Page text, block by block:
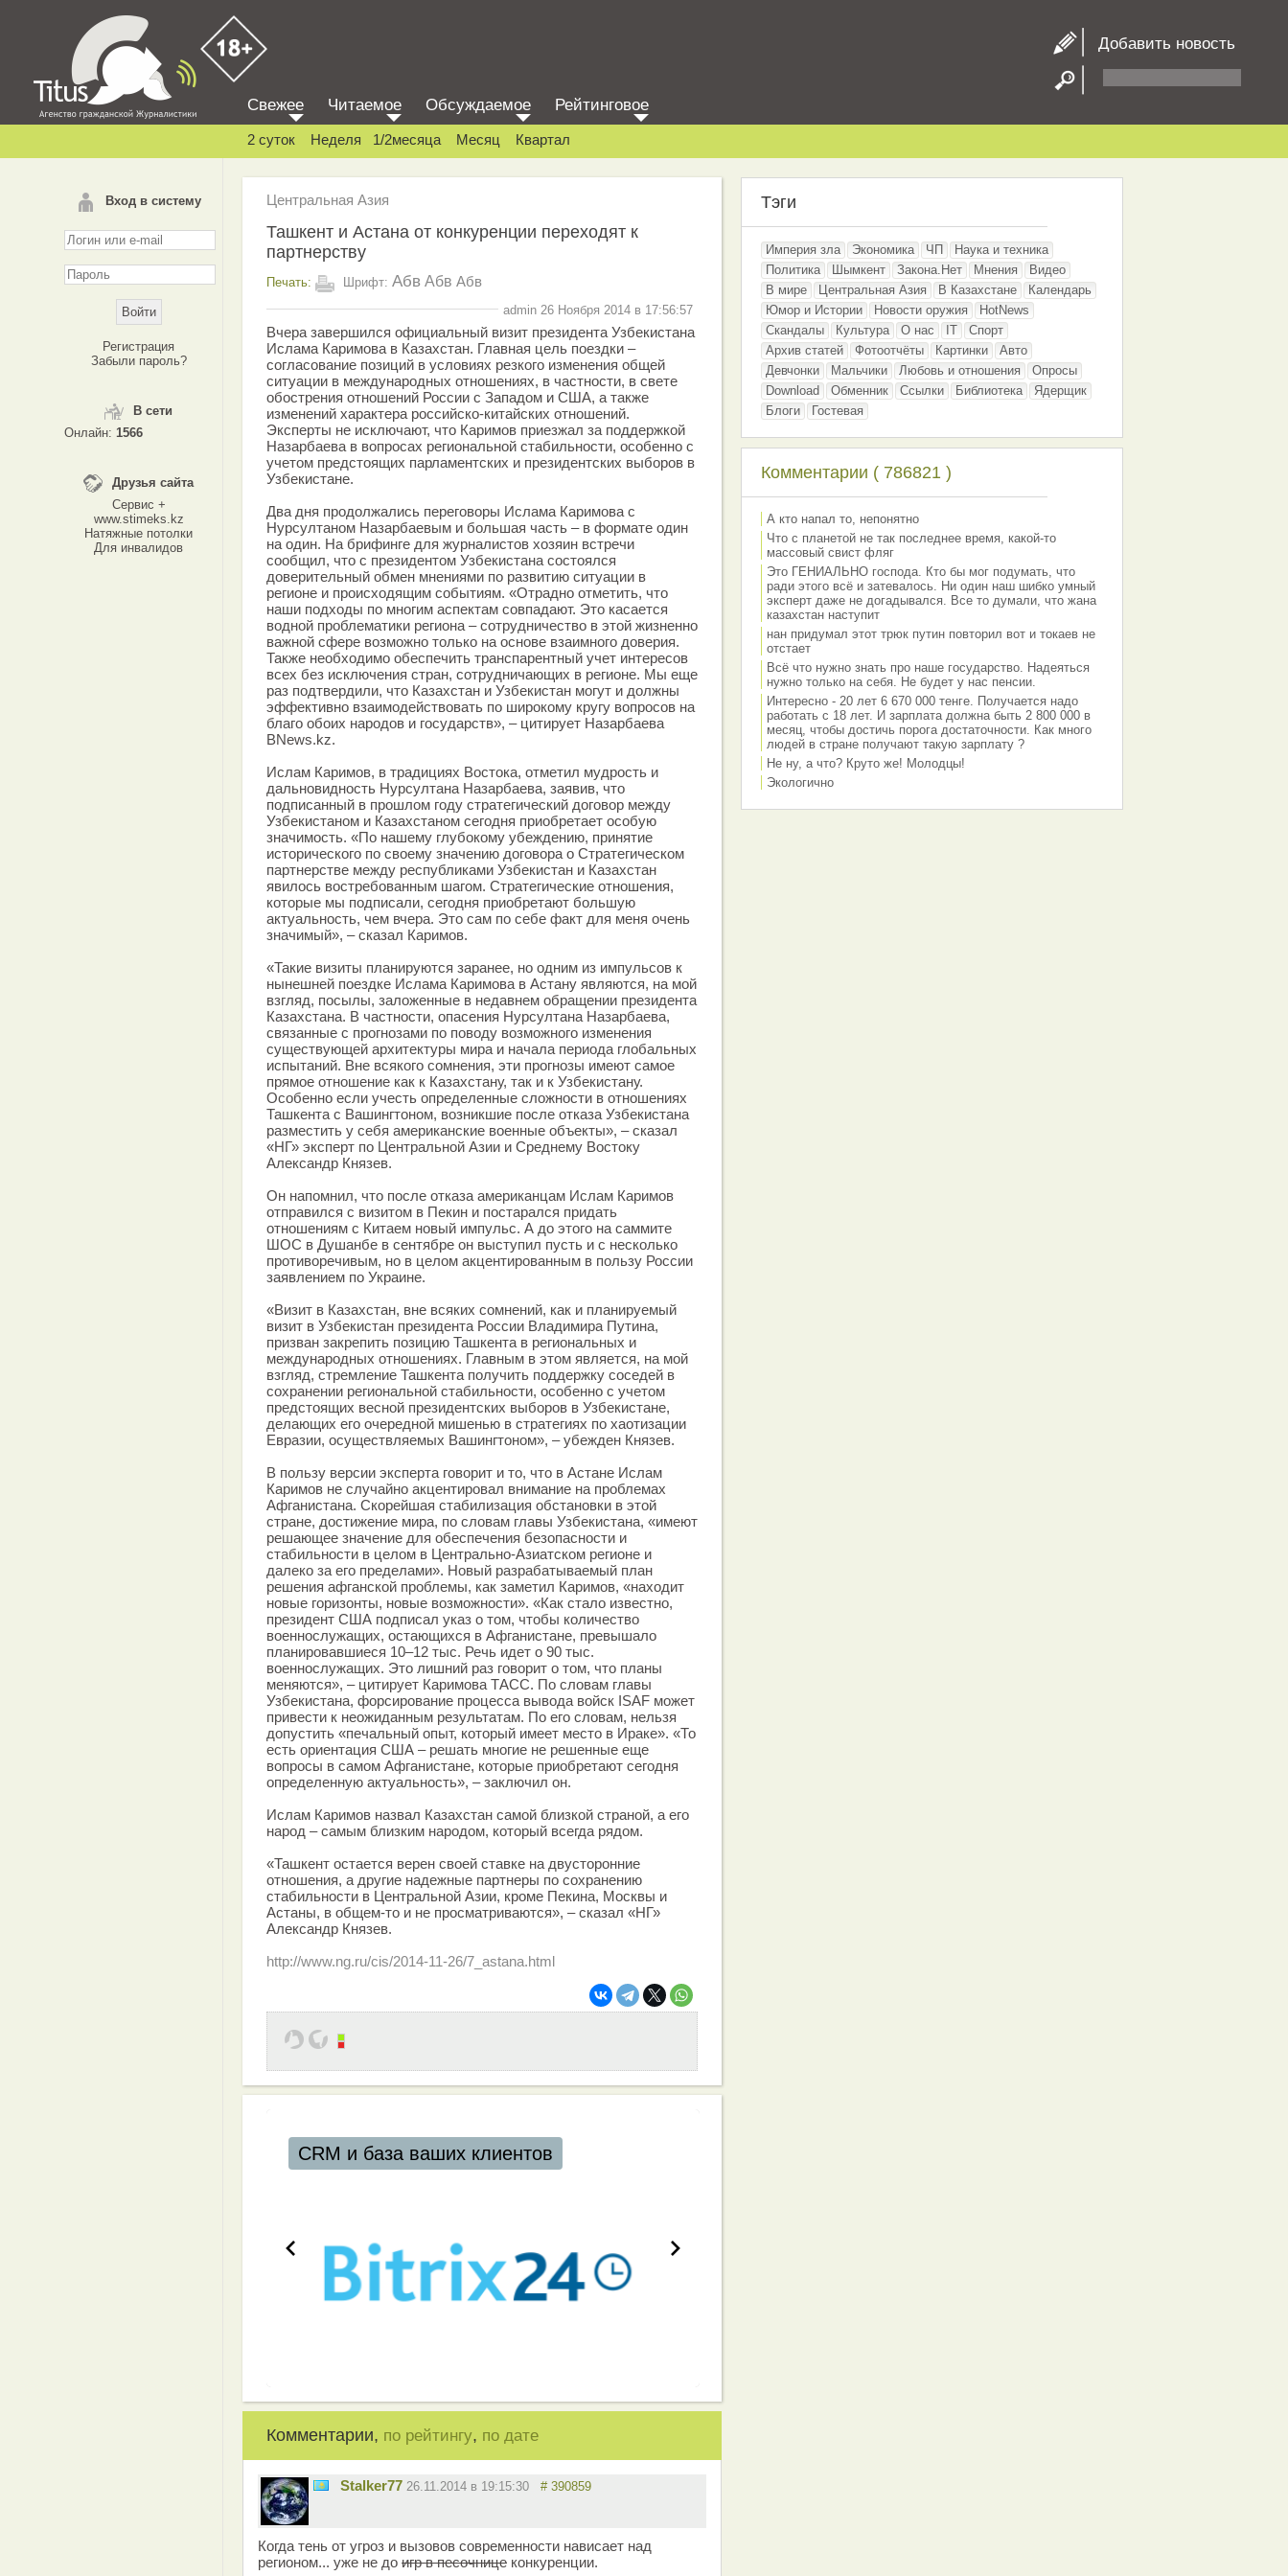
Добавить новость
Вход в систему
Регистрация
Забыли пароль?
В сети
Онлайн: 1566
Друзья сайта
Сервис +
www.stimeks.kz
Натяжные потолки
Для инвалидов
Свежее Читаемое Обсуждаемое Рейтинговое
2 суток Неделя 1/2месяца Месяц Квартал
Центральная Азия
Ташкент и Астана от конкуренции переходят к
партнерству
Печать: Шрифт: Абв Абв Абв
admin 26 Ноября 2014 в 17:56:57
Вчера завершился официальный визит президента Узбекистана
Ислама Каримова в Казахстан. Главная цель поездки –
согласование позиций в условиях резкого изменения общей
ситуации в международных отношениях, в частности, в свете
обострения отношений России с Западом и США, а также
изменений характера российско-китайских отношений.
Эксперты не исключают, что Каримов приезжал за поддержкой
Назарбаева в вопросах региональной стабильности, особенно с
учетом предстоящих парламентских и президентских выборов в
Узбекистане.
Два дня продолжались переговоры Ислама Каримова с
Нурсултаном Назарбаевым и большая часть – в формате один
на один. На брифинге для журналистов хозяин встречи
сообщил, что с президентом Узбекистана состоялся
доверительный обмен мнениями по развитию ситуации в
регионе и происходящим событиям. «Отрадно отметить, что
наши подходы по многим аспектам совпадают. Это касается
водной проблематики региона – сотрудничество в этой жизненно
важной сфере возможно только на основе взаимного доверия.
Также необходимо обеспечить транспарентный учет интересов
всех без исключения стран, сотрудничающих в регионе. Мы еще
раз подтвердили, что Казахстан и Узбекистан могут и должны
эффективно взаимодействовать по широкому кругу вопросов на
благо обоих народов и государств», – цитирует Назарбаева
BNews.kz.
Ислам Каримов, в традициях Востока, отметил мудрость и
дальновидность Нурсултана Назарбаева, заявив, что
подписанный в прошлом году стратегический договор между
Узбекистаном и Казахстаном сегодня приобретает особую
значимость. «По нашему глубокому убеждению, принятие
исторического по своему значению договора о Стратегическом
партнерстве между республиками Узбекистан и Казахстан
явилось востребованным шагом. Стратегические отношения,
которые мы подписали, сегодня приобретают большую
актуальность, чем вчера. Это сам по себе факт для меня очень
значимый», – сказал Каримов.
«Такие визиты планируются заранее, но одним из импульсов к
нынешней поездке Ислама Каримова в Астану являются, на мой
взгляд, посылы, заложенные в недавнем обращении президента
Казахстана. В частности, опасения Нурсултана Назарбаева,
связанные с прогнозами по поводу возможного изменения
существующей архитектуры мира и начала периода глобальных
испытаний. Вне всякого сомнения, эти прогнозы имеют самое
прямое отношение как к Казахстану, так и к Узбекистану.
Особенно если учесть определенные сложности в отношениях
Ташкента с Вашингтоном, возникшие после отказа Узбекистана
разместить у себя американские военные объекты», – сказал
«НГ» эксперт по Центральной Азии и Среднему Востоку
Александр Князев.
Он напомнил, что после отказа американцам Ислам Каримов
отправился с визитом в Пекин и постарался придать
отношениям с Китаем новый импульс. А до этого на саммите
ШОС в Душанбе в сентябре он выступил пусть и с несколько
противоречивым, но в целом акцентированным в пользу России
заявлением по Украине.
«Визит в Казахстан, вне всяких сомнений, как и планируемый
визит в Узбекистан президента России Владимира Путина,
призван закрепить позицию Ташкента в региональных и
международных отношениях. Главным в этом является, на мой
взгляд, стремление Ташкента получить поддержку соседей в
сохранении региональной стабильности, особенно с учетом
предстоящих весной президентских выборов в Узбекистане,
делающих его очередной мишенью в стратегиях по хаотизации
Евразии, осуществляемых Вашингтоном», – убежден Князев.
В пользу версии эксперта говорит и то, что в Астане Ислам
Каримов не случайно акцентировал внимание на проблемах
Афганистана. Скорейшая стабилизация обстановки в этой
стране, достижение мира, по словам главы Узбекистана, «имеют
решающее значение для обеспечения безопасности и
стабильности в целом в Центрально-Азиатском регионе и
далеко за его пределами». Новый разрабатываемый план
решения афганской проблемы, как заметил Каримов, «находит
новые горизонты, новые возможности». «Как стало известно,
президент США подписал указ о том, чтобы количество
военнослужащих, остающихся в Афганистане, превышало
планировавшиеся 10–12 тыс. Речь идет о 90 тыс.
военнослужащих. Это лишний раз говорит о том, что планы
меняются», – цитирует Каримова ТАСС. По словам главы
Узбекистана, форсирование процесса вывода войск ISAF может
привести к неожиданным результатам. По его словам, нельзя
допустить «печальный опыт, который имеет место в Ираке». «То
есть ориентация США – решать многие не решенные еще
вопросы в самом Афганистане, которые приобретают сегодня
определенную актуальность», – заключил он.
Ислам Каримов назвал Казахстан самой близкой страной, а его
народ – самым близким народом, который всегда рядом.
«Ташкент остается верен своей ставке на двусторонние
отношения, а другие надежные партнеры по сохранению
стабильности в Центральной Азии, кроме Пекина, Москвы и
Астаны, в общем-то и не просматриваются», – сказал «НГ»
Александр Князев.
http://www.ng.ru/cis/2014-11-26/7_astana.html
Комментарии, по рейтингу, по дате
Stalker77 26.11.2014 в 19:15:30 # 390859
Когда тень от угроз и вызовов современности нависает над
регионом... уже не до игр в песочнице конкуренции.
Тэги
Империя зла Экономика ЧП
Наука и техника
Политика
Шымкент Закона.Нет Мнения
Видео
В мире
Центральная Азия В Казахстане
Календарь
Юмор и Истории
Новости оружия
HotNews
Скандалы
Культура О нас IT
Спорт
Архив статей
Фотоотчёты Картинки
Авто
Девчонки
Мальчики Любовь и отношения
Опросы
Download
Обменник Ссылки Библиотека
Ядерщик
Блоги
Гостевая
Комментарии ( 786821 )
А кто напал то, непонятно
Что с планетой не так последнее время, какой-то
массовый свист фляг
Это ГЕНИАЛЬНО господа. Кто бы мог подумать, что
ради этого всё и затевалось. Ни один наш шибко умный
эксперт даже не догадывался. Все то думали, что жана
казахстан наступит
нан придумал этот трюк путин повторил вот и токаев не
отстает
Всё что нужно знать про наше государство. Надеяться
нужно только на себя. Не будет у нас пенсии.
Интересно - 20 лет 6 670 000 тенге. Получается надо
работать с 18 лет. И зарплата должна быть 2 800 000 в
месяц, чтобы достичь порога достаточности. Как много
людей в стране получают такую зарплату ?
Не ну, а что? Круто же! Молодцы!
Экологично